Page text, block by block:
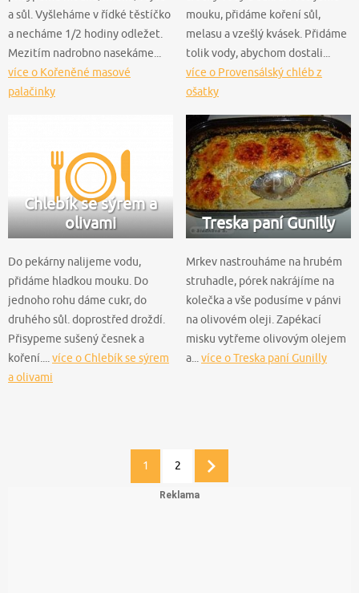
a sůl. Vyšleháme v řídké těstíčko
a necháme 1/2 hodiny odležet.
Mezitím nadrobno nasekáme...
více o Kořeněné masové
palačinky
mouku, přidáme koření sůl,
melasu a vzešlý kvásek. Přidáme
tolik vody, abychom dostali...
více o Provensálský chléb z
ošatky
Chlebík se sýrem a
olivami
Do pekárny nalijeme vodu,
přidáme hladkou mouku. Do
jednoho rohu dáme cukr, do
druhého sůl. doprostřed droždí.
Přisypeme sušený česnek a
koření.... více o Chlebík se sýrem
a olivami
Treska paní Gunilly
Mrkev nastrouháme na hrubém
struhadle, pórek nakrájíme na
kolečka a vše podusíme v pánvi
na olivovém oleji. Zapékací
misku vytřeme olivovým olejem
a... více o Treska paní Gunilly
1 2
Další